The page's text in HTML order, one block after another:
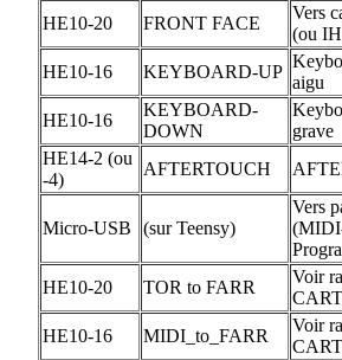
HE10-20
FRONT FACE
Vers
(ou
HE10-16
KEYBOARD-UP
aigu
HE10-16
KEYBOARD-
DOWN
grave
HE14-2 (ou
-4)
AFTERTOUCH
Micro-USB (sur Teensy)
Vers
HE10-20
TOR to FARR
Voir
HE10-16
MIDI_to_FARR
Voir